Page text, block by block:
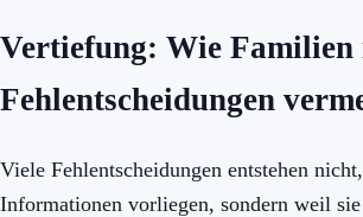
Vertiefung: Wie
Fehlentscheidungen
Viele Fehlentscheidungen entstehen
Informationen vorliegen, sondern weil